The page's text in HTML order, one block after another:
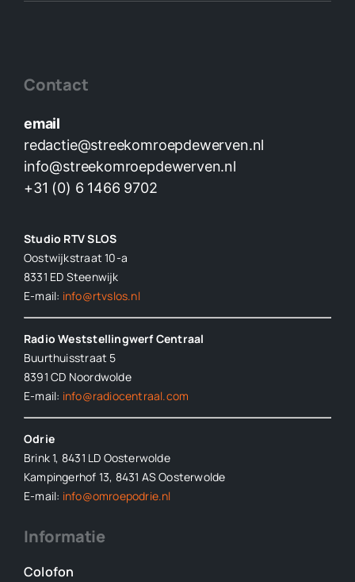
Contact
email
redactie@streekomroepdewerven.nl
info@streekomroepdewerven.nl
+31 (0) 6 1466 9702
Studio RTV SLOS
Oostwijkstraat 10-a
8331 ED Steenwijk
E-mail: info@rtvslos.nl
Radio Weststellingwerf Centraal
Buurthuisstraat 5
8391 CD Noordwolde
E-mail: info@radiocentraal.com
Odrie
Brink 1, 8431 LD Oosterwolde
Kampingerhof 13, 8431 AS Oosterwolde
E-mail: info@omroepodrie.nl
Informatie
Colofon